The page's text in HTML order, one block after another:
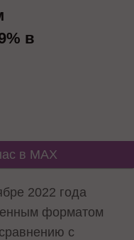
в
в MAX
2022 года
форматом
с